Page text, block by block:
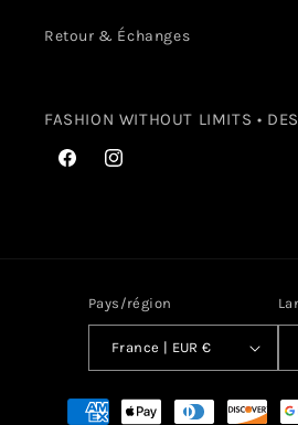
Retour & Échanges
FASHION WITHOUT LIMITS •
FacebookInstagram
Pays/région
France | EUR €
Moyens